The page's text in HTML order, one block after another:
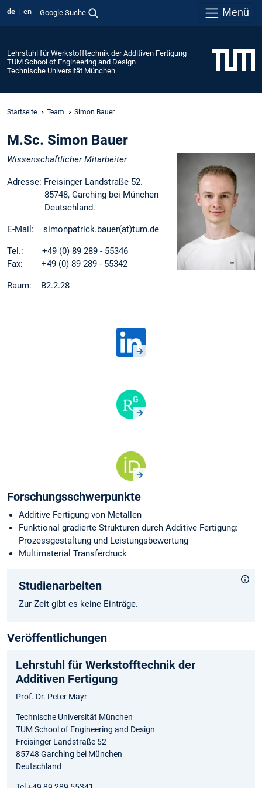
de en Google Suche Menü
Lehrstuhl für Werkstofftechnik der Additiven Fertigung
TUM School of Engineering and Design
Technische Universität München
Startseite Team Simon Bauer
M.Sc. Simon Bauer
Wissenschaftlicher Mitarbeiter
Adresse: Freisinger Landstraße 52.
85748, Garching bei München
Deutschland.
E-Mail: simonpatrick.bauer(at)tum.de
Tel.: +49 (0) 89 289 - 55346
Fax: +49 (0) 89 289 - 55342
Raum: B2.2.28
Forschungsschwerpunkte
Additive Fertigung von Metallen
Funktional gradierte Strukturen durch Additive Fertigung:
Prozessgestaltung und Leistungsbewertung
Multimaterial Transferdruck
Studienarbeiten
Zur Zeit gibt es keine Einträge.
Veröffentlichungen
Lehrstuhl für Werkstofftechnik der
Additiven Fertigung
Prof. Dr. Peter Mayr
Technische Universität München
TUM School of Engineering and Design
Freisinger Landstraße 52
85748 Garching bei München
Deutschland